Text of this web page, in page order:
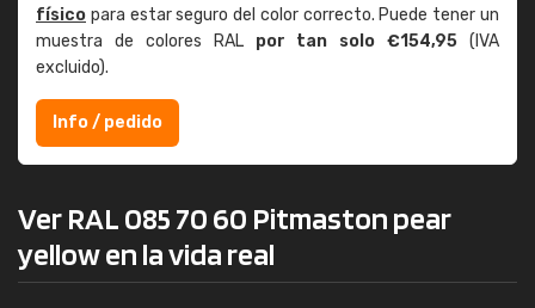
físico para estar seguro del color correcto. Puede tener un
muestra de colores RAL por tan solo €154,95 (IVA
excluido).
Info / pedido
Ver RAL 085 70 60 Pitmaston pear
yellow en la vida real